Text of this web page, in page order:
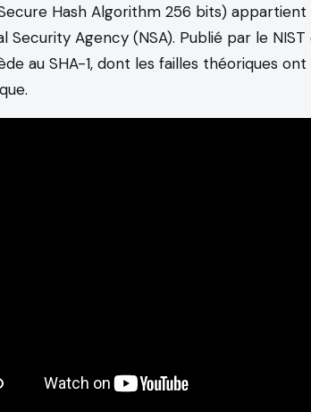
Hash Algorithm 256 bits) appartient
Security Agency (NSA). Publié par le
au SHA-1, dont les failles théoriques